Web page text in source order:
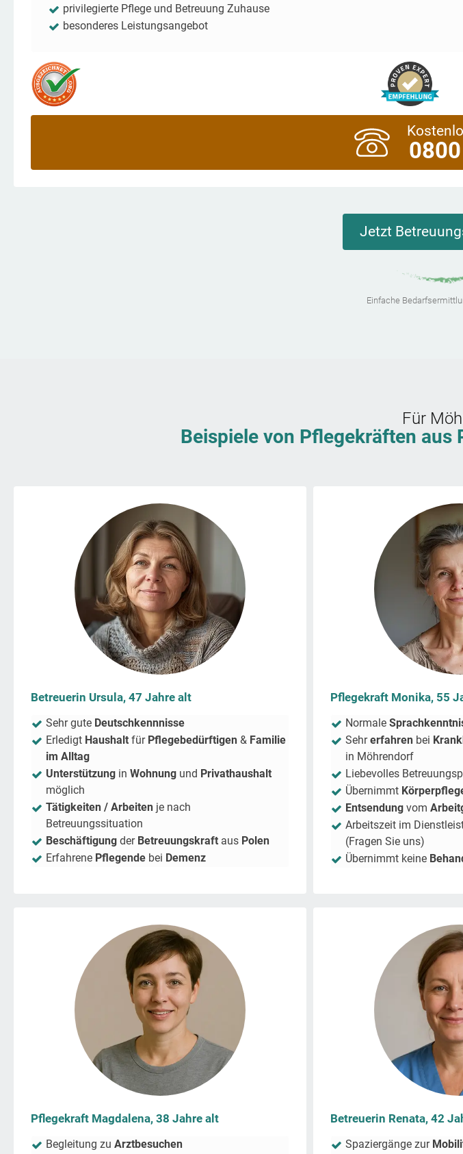
privilegierte Pflege und Betreuung Zuhause
besonderes Leistungsangebot
Jetzt
Einfache
Für
Beispiele von Pflegekräften aus
Betreuerin Ursula, 47 Jahre alt
Sehr gute Deutschkennnisse
Erledigt Haushalt für Pflegebedürftigen & Familie
im Alltag
Unterstützung in Wohnung und Privathaushalt
möglich
Tätigkeiten / Arbeiten je nach
Betreuungssituation
Beschäftigung der Betreuungskraft aus Polen
Erfahrene Pflegende bei Demenz
Pflegekraft Monika, 55
Normale
Sehrerfahren bei
in Möhrendorf
Liebevolles
Übernimmt
Entsendung vom
Arbeitszeit im
(Fragen Sie uns)
Übernimmt keine
Pflegekraft Magdalena, 38 Jahre alt
Begleitung zu Arztbesuchen
Betreuerin Renata, 42
Spaziergänge zur